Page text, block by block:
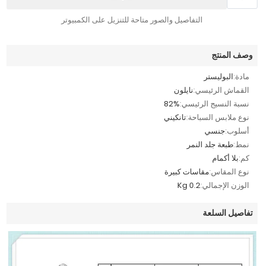
التفاصيل والصور متاحة للتنزيل على الكمبيوتر
وصف المنتج
مادة:البوليستر
القماش الرئيسي:نايلون
نسبة النسيج الرئيسي:82%
نوع ملابس السباحة:تانكيني
أسلوب:جنسي
نمط:طبعة جلد النمر
كم:بلا أكمام
نوع المقاس:مقاسات كبيرة
الوزن الإجمالي:0.2 Kg
تفاصيل السلعة